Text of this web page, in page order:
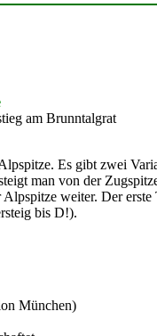
am Brunntalgrat
Es gibt zwei
man von der
weiter. Der
bis D!).
München)